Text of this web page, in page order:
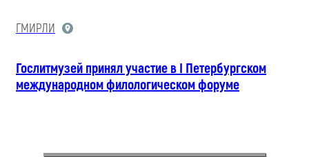
ГМИРЛИ
Гослитмузей принял участие в I Петербургском
международном филологическом форуме